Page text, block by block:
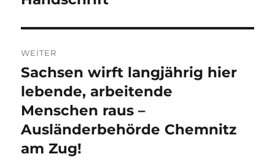
WEITER
Nächster
Beitrag:
Sachsen wirft langjährig hier
lebende, arbeitende
Menschen raus –
Ausländerbehörde Chemnitz
am Zug!